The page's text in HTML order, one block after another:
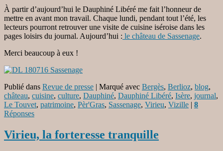
À partir d’aujourd’hui le Dauphiné Libéré me fait l’honneur de
mettre en avant mon travail. Chaque lundi, pendant tout l’été, les
lecteurs pourront retrouver une visite de cuisine iséroise dans les
pages loisirs du journal. Aujourd’hui : le château de Sassenage.
Merci beaucoup à eux !
Publié dans Revue de presse | Marqué avec Bergès, Berlioz, blog,
château, cuisine, culture, Dauphiné, Dauphiné Libéré, Isère, journal,
Le Touvet, patrimoine, Pèr'Gras, Sassenage, Virieu, Vizille | 8
Réponses
Virieu, la forteresse tranquille